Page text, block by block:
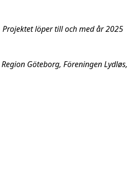
löper till och med år 2025
Göteborg, Föreningen Lydløs,